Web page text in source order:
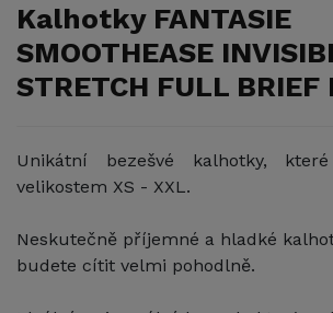
Kalhotky FANTASIE
SMOOTHEASE
STRETCH FULL BRIEF
Unikátní bezešvé kalhotky,
velikostem XS - XXL.
Neskutečně příjemné a hladké
budete cítit velmi pohodlně.